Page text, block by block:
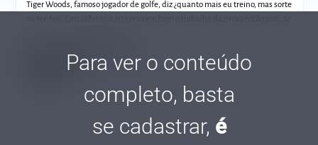
Tiger Woods, famoso jogador de golfe, diz ¿quanto mais eu treino, mas sorte
Tempo de leitura: 28 minutos
Para ver o conteúdo
completo, basta
se cadastrar, é